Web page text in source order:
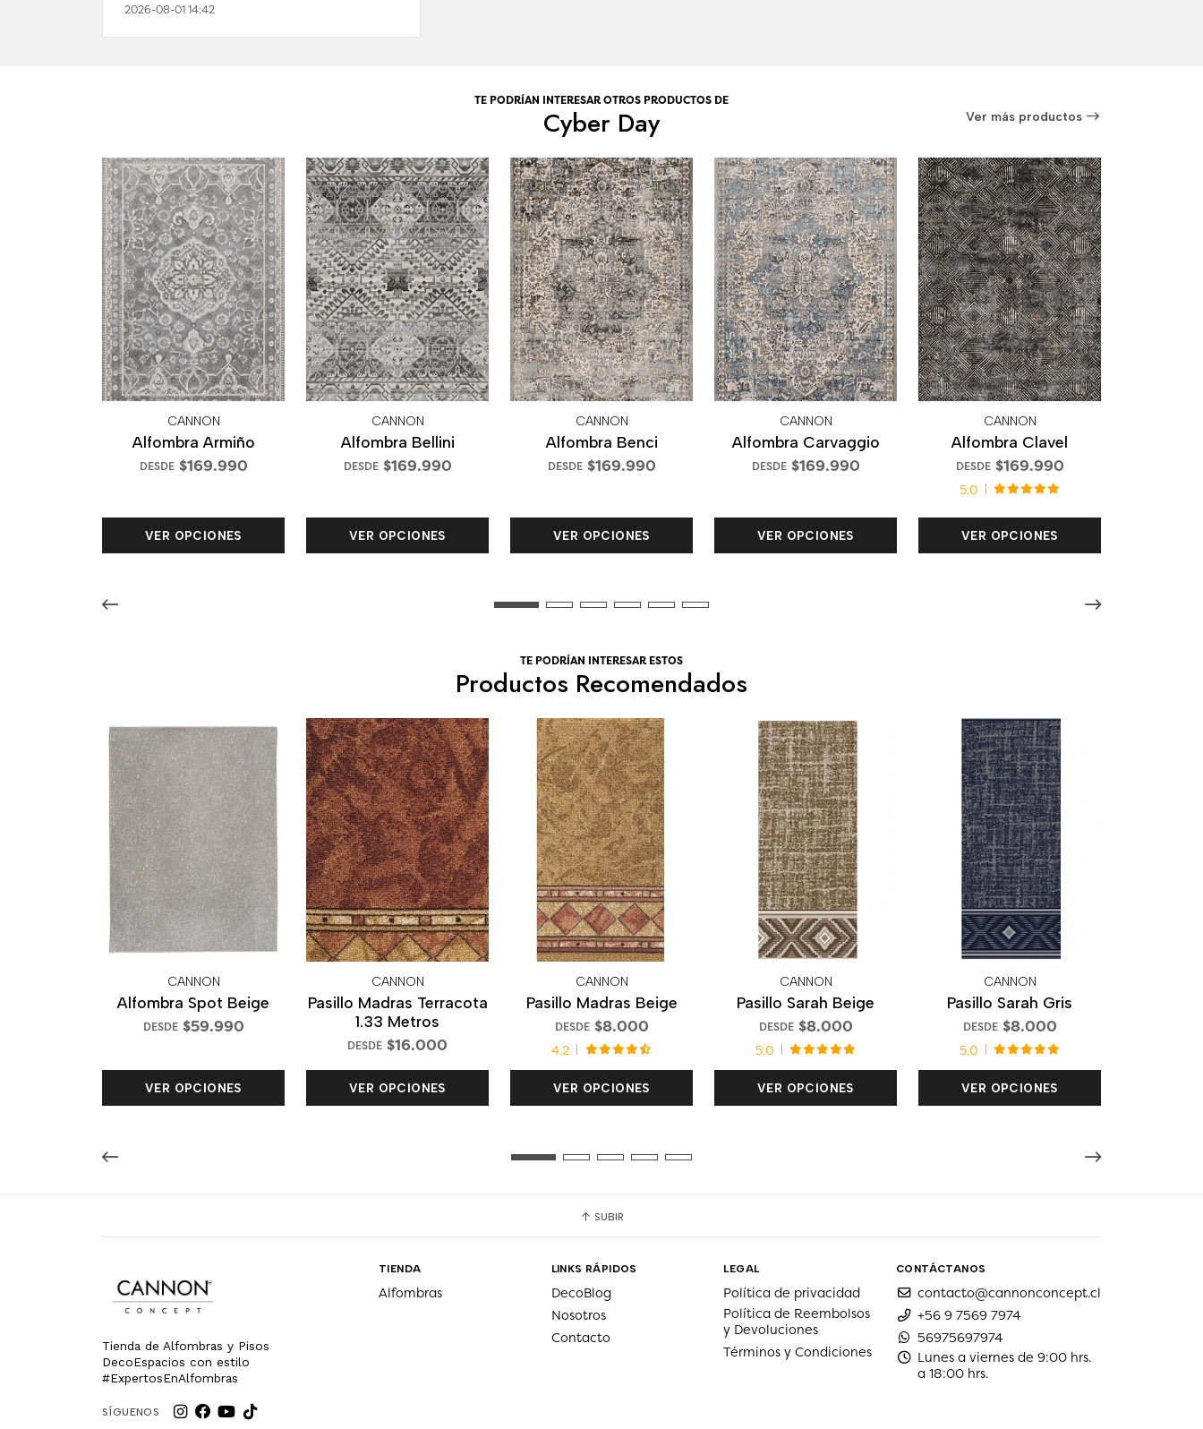
2026-08-01 14:42
TE PODRÍAN INTERESAR OTROS PRODUCTOS DE
Cyber Day Ver más productos
CANNON
Alfombra Armiño
DESDE $169.990
VER OPCIONES
CANNON
Alfombra Bellini
DESDE $169.990
VER OPCIONES
CANNON
Alfombra Benci
DESDE $169.990
VER OPCIONES
CANNON
Alfombra Carvaggio
DESDE $169.990
VER OPCIONES
CANNON
Alfombra Clavel
DESDE $169.990
5.0
VER OPCIONES
TE PODRÍAN INTERESAR ESTOS
Productos Recomendados
CANNON
Alfombra Spot Beige
DESDE $59.990
VER OPCIONES
CANNON
Pasillo Madras Terracota
1.33 Metros
DESDE $16.000
VER OPCIONES
CANNON
Pasillo Madras Beige
DESDE $8.000
4.2
VER OPCIONES
CANNON
Pasillo Sarah Beige
DESDE $8.000
5.0
VER OPCIONES
CANNON
Pasillo Sarah Gris
DESDE $8.000
5.0
VER OPCIONES
SUBIR
Tienda de Alfombras y Pisos
DecoEspacios con estilo
#ExpertosEnAlfombras
SÍGUENOS
TIENDA
Alfombras
LINKS RÁPIDOS
DecoBlog
Nosotros
Contacto
LEGAL
Política de privacidad
Política de Reembolsos
y Devoluciones
Términos y Condiciones
CONTÁCTANOS
contacto@cannonconcept.cl
+56 9 7569 7974
56975697974
Lunes a viernes de 9:00 hrs.
a 18:00 hrs.